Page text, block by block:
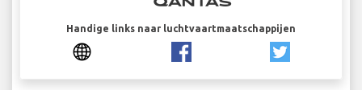
Handige links naar luchtvaartmaatschappijen